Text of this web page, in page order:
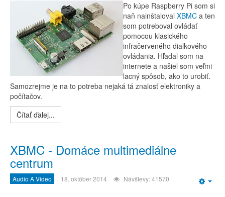
Po kúpe Raspberry Pi som si
naň nainštaloval XBMC a ten
som potreboval ovládať
pomocou klasického
infračerveného diaľkového
ovládania. Hľadal som na
internete a našiel som veľmi
lacný spôsob, ako to urobiť.
Samozrejme je na to potreba nejaká tá znalosť elektroniky a
počítačov.
Čítať ďalej...
XBMC - Domáce multimediálne
centrum
Audio A Video 18. október 2014 Návštevy: 41570